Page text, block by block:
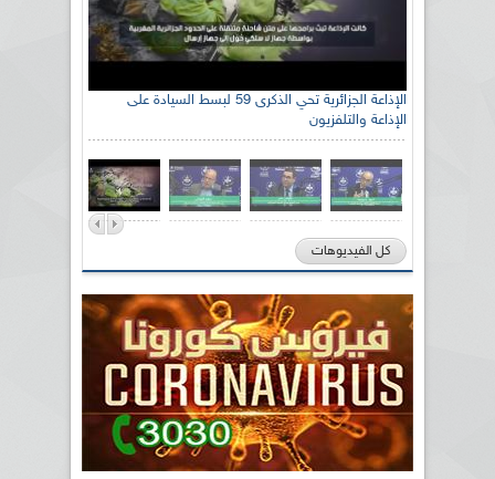
الإذاعة الجزائرية تحي الذكرى 59 لبسط السيادة على
الإذاعة والتلفزيون
كل الفيديوهات